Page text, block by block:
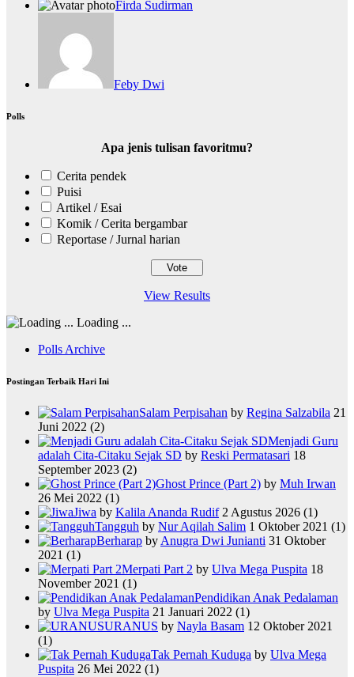
Firda Sudirman
Feby Dwi
Polls
Apa jenis tulisan favoritmu?
Cerita pendek
Puisi
Artikel / Esai
Komik / Cerita bergambar
Reportase / Jurnal harian
View Results
Loading ...
Polls Archive
Postingan Terbaik Hari Ini
Salam Perpisahan by Regina Salzabila 21
Juni 2022 (2)
Menjadi Guru
adalah Cita-Citaku Sejak SD by Reski Permatasari 18
September 2023 (2)
Ghost Prince (Part 2) by Muh Irwan
26 Mei 2022 (1)
Jiwa by Kalila Ananda Rudif 2 Agustus 2026 (1)
Tangguh by Nur Aqilah Salim 1 Oktober 2021 (1)
Berharap by Anugra Dwi Junianti 31 Oktober
2021 (1)
Merpati Part 2 by Ulva Mega Puspita 18
November 2021 (1)
Pendidikan Anak Pedalaman
by Ulva Mega Puspita 21 Januari 2022 (1)
URANUS by Nayla Basam 12 Oktober 2021
(1)
Tak Pernah Kuduga by Ulva Mega
Puspita 26 Mei 2022 (1)